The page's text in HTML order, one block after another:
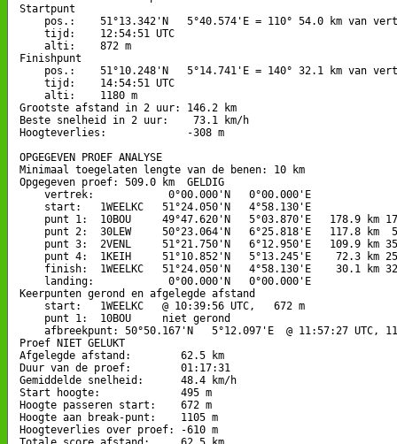
Startpunt
pos.:    51°13.342'N   5°40.574'E = 110° 54.0 km van
    tijd:    12:54:51 UTC
    alti:    872 m
Finishpunt
pos.:    51°10.248'N   5°14.741'E = 140° 32.1 km van
    tijd:    14:54:51 UTC
    alti:    1180 m
Grootste afstand in 2 uur: 146.2 km
Beste snelheid in 2 uur:    73.1 km/h
Hoogteverlies:             -308 m
OPGEGEVEN PROEF ANALYSE
Minimaal toegelaten lengte van de benen: 10 km
Opgegeven proef: 509.0 km  GELDIG
    vertrek:            0°00.000'N   0°00.000'E
    start:   1WEELKC   51°24.050'N   4°58.130'E
punt 1:  10BOU     49°47.620'N   5°03.870'E   178.9 km
punt 2:  30LEW     50°23.064'N   6°25.818'E   117.8 km
punt 3:  2VENL     51°21.750'N   6°12.950'E   109.9 km
punt 4:  1KEIH     51°10.852'N   5°13.245'E    72.3 km
finish:  1WEELKC   51°24.050'N   4°58.130'E    30.1 km
    landing:            0°00.000'N   0°00.000'E
Keerpunten gerond en afgelegde afstand
    start:   1WEELKC   @ 10:39:56 UTC,   672 m
    punt 1:  10BOU     niet gerond
afbreekpunt: 50°50.167'N   5°12.097'E  @ 11:57:27 UTC,
Proef NIET GELUKT
Afgelegde afstand:        62.5 km
Duur van de proef:        01:17:31
Gemiddelde snelheid:      48.4 km/h
Start hoogte:             495 m
Hoogte passeren start:    672 m
Hoogte aan break-punt:    1105 m
Hoogteverlies over proef: -610 m